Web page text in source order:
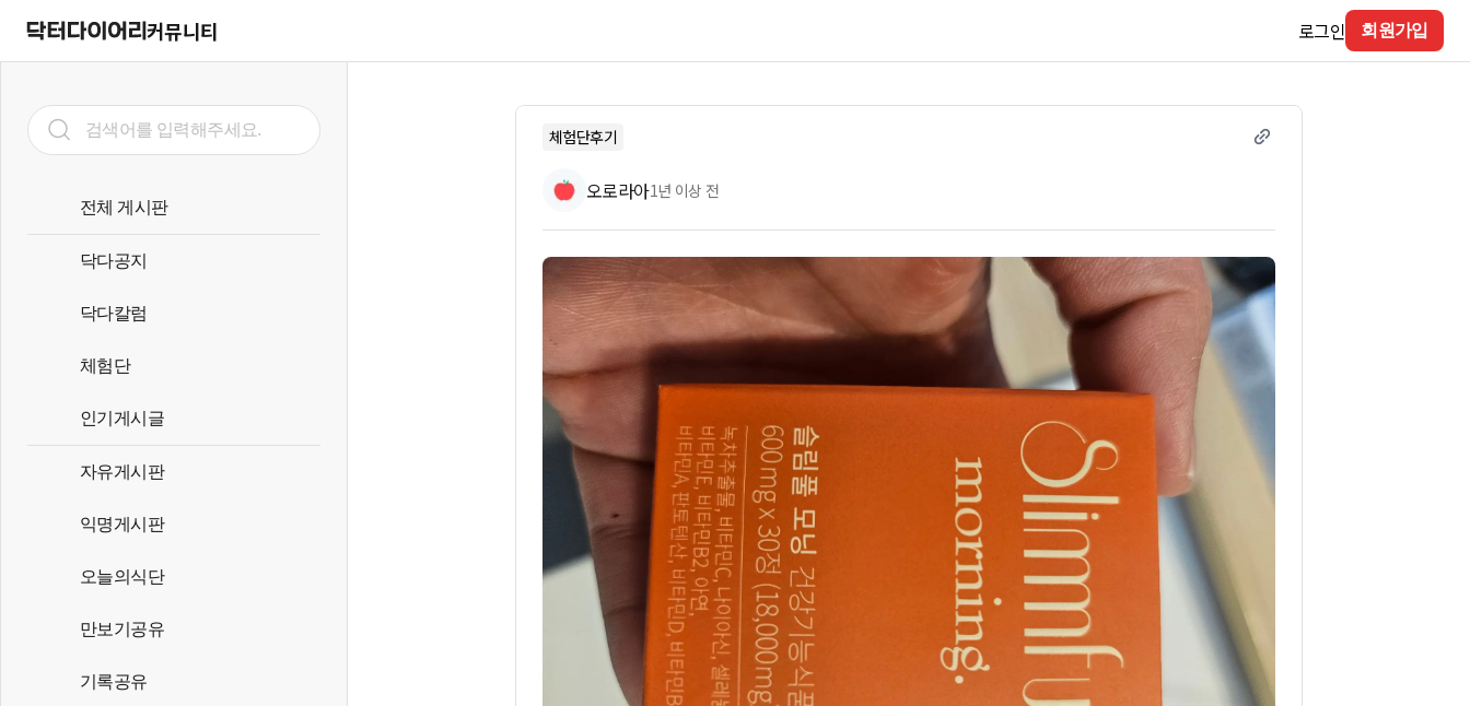
커뮤니티 로그인 회원가입
전체 게시판
닥다공지
닥다칼럼
체험단
인기게시글
자유게시판
익명게시판
오늘의식단
만보기공유
기록공유
체험단후기
오로라아1년 이상 전